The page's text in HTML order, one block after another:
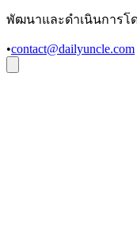
พัฒนาและดำเนินการโ
•contact@dailyuncle.com